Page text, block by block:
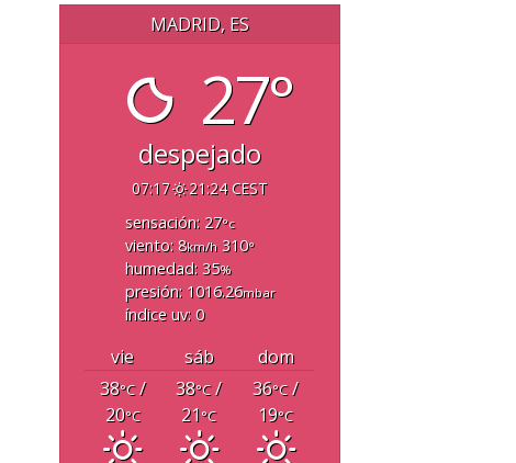
MADRID, ES
27°
despejado
07:17
21:24 CEST
sensación: 27°c
viento: 8km/h310°
humedad: 35%
presión: 1016.26mbar
índice uv: 0
vie sáb
dom
38°C/
20°C
38°C/
21°C
36°C/
19°C